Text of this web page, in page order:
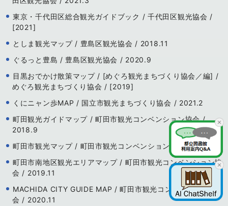
東京・千代田区総合観光ガイドブック / 千代田区観光協会 /
[2021]
としま観光マップ / 豊島区観光協会 / 2018.11
ぐるっと豊島 / 豊島区観光協会 / 2020.9
目黒おでかけ散策マップ / [めぐろ観光まちづくり協会／編] /
めぐろ観光まちづくり協会 / [2019]
くにニャン歩MAP / 国立市観光まちづくり協会 / 2021.2
町田観光ガイドマップ / 町田市観光コンベンション協会 /
2018.9
町田市観光マップ / 町田市観光コンベンション協会 / 2019.9
町田市南地区観光エリアマップ / 町田市観光コンベンション協
会 / 2019.11
MACHIDA CITY GUIDE MAP / 町田市観光コンベンション協
会 / 2020.11